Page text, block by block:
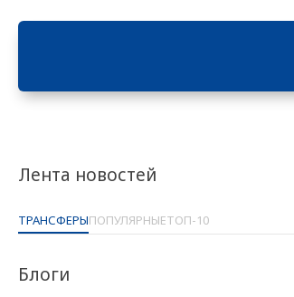
Лента новостей
ТРАНСФЕРЫПОПУЛЯРНЫЕТОП-10
Блоги